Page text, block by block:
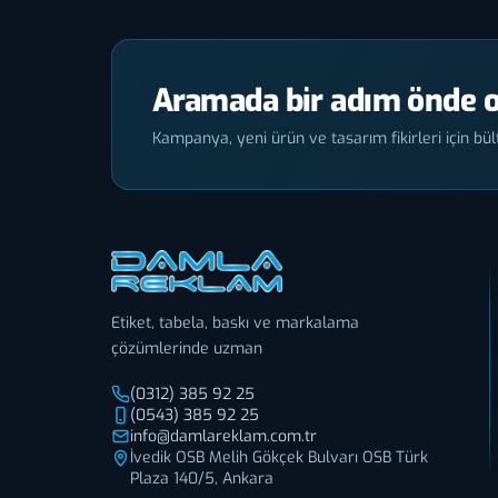
Aramada bir adım önde
Kampanya, yeni ürün ve tasarım fikirleri için
Etiket, tabela, baskı ve markalama
çözümlerinde uzman
(0312) 385 92 25
(0543) 385 92 25
info@damlareklam.com.tr
İvedik OSB Melih Gökçek Bulvarı OSB Türk
Plaza 140/5, Ankara